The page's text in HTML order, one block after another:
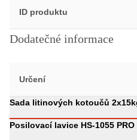
ID produktu
Dodatečné informace
Určení
Sada litinových kotoučů
Posilovací lavice HS-1055 PRO